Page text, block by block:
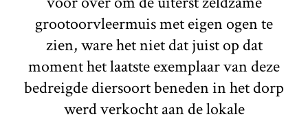
grootoorvleermuis met eigen ogen te
zien, ware het niet dat juist op dat
moment het laatste exemplaar van deze
bedreigde diersoort beneden in het dorp
werd verkocht aan de lokale